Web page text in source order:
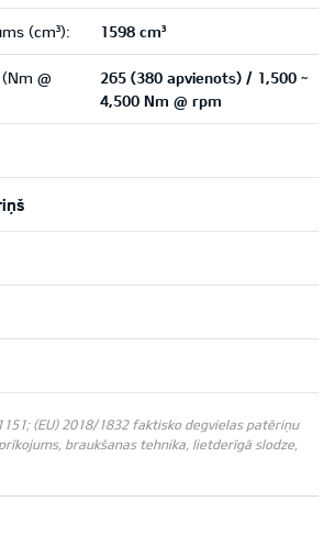
(cm³): 1598 cm³
@
265 (380 apvienots) / 1,500 ~
4,500 Nm @ rpm
(EU) 2018/1832 faktisko degvielas patēriņu
braukšanas tehnika, lietderīgā slodze,